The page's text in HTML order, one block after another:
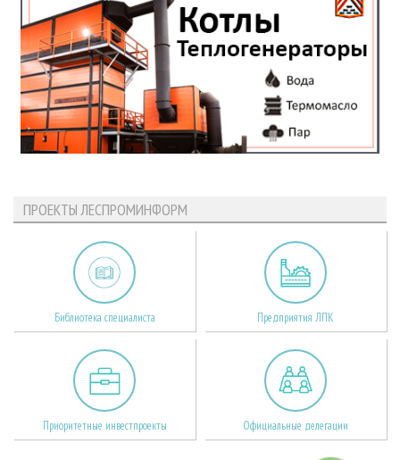
ПРОЕКТЫ ЛЕСПРОМИНФОРМ
Библиотека специалиста Предприятия ЛПК
Приоритетные инвестпроекты Официальные делегации